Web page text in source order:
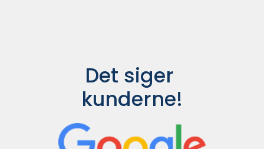
Det siger
kunderne!